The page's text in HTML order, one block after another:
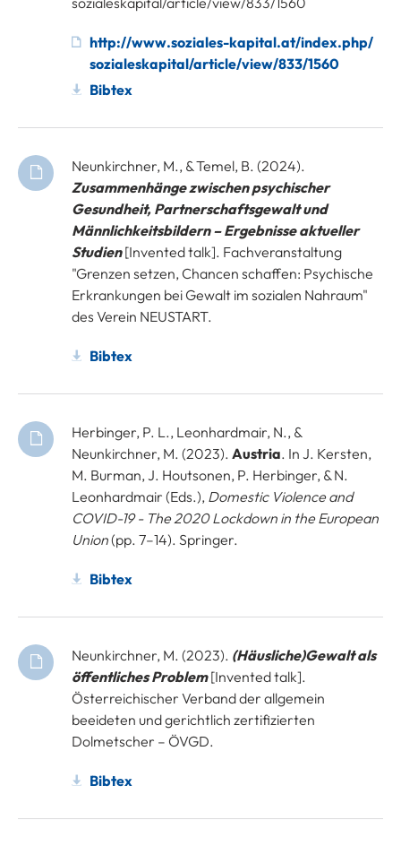
http://www.soziales-kapital.at/index.php/
sozialeskapital/article/view/833/1560
Bibtex
Neunkirchner, M., & Temel, B. (2024).
Zusammenhänge zwischen psychischer
Gesundheit, Partnerschaftsgewalt und
Männlichkeitsbildern – Ergebnisse aktueller
Studien[Invented talk]. Fachveranstaltung
"Grenzen setzen, Chancen schaffen: Psychische
Erkrankungen bei Gewalt im sozialen Nahraum"
des Verein NEUSTART.
Bibtex
Herbinger, P. L., Leonhardmair, N., &
Neunkirchner, M. (2023). Austria. In J. Kersten,
M. Burman, J. Houtsonen, P. Herbinger, & N.
Leonhardmair (Eds.), Domestic Violence and
COVID-19 - The 2020 Lockdown in the European
Union(pp. 7–14). Springer.
Bibtex
Neunkirchner, M. (2023). (Häusliche)Gewalt als
öffentliches Problem[Invented talk].
Österreichischer Verband der allgemein
beeideten und gerichtlich zertifizierten
Dolmetscher – ÖVGD.
Bibtex